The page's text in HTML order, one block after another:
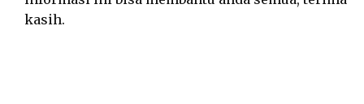
kasih.